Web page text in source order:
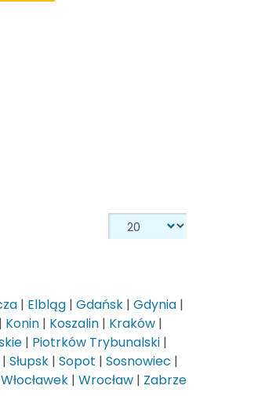
| Elbląg | Gdańsk | Gdynia |
| Konin | Koszalin | Kraków |
| Piotrków Trybunalski |
| Słupsk | Sopot | Sosnowiec |
Włocławek | Wrocław | Zabrze